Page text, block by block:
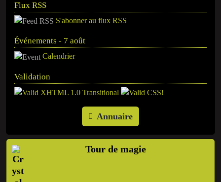
Flux RSS
S'abonner au flux RSS
Événements - 7 août
Calendrier
Validation
Annuaire
Tour de magie